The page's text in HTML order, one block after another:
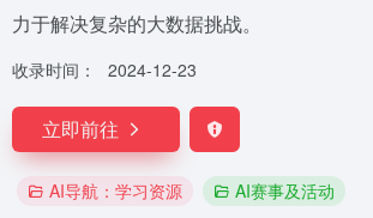
力于解决复杂的大数据挑战。
收录时间： 2024-12-23
立即前往
AI导航：学习资源 AI赛事及活动